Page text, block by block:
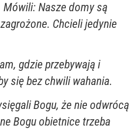
Nasze domy są
Chcieli jedynie
gdzie przebywają i
się bez chwili wahania.
Bogu, że nie odwrócą
Bogu obietnice trzeba